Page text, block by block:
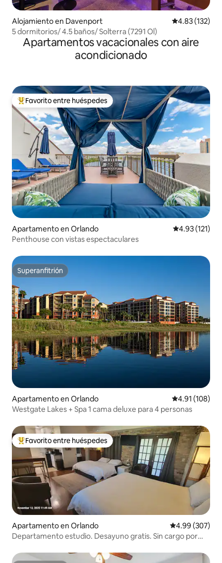
Alojamiento en Davenport Calificación
4.83 (132)
5 dormitorios/ 4.5 baños/ Solterra (7291 Ol)
Apartamentos vacacionales con aire
acondicionado
Favorito entre huéspedes preferido
Favorito entre huéspedes
Apartamento en Orlando Calificación
4.93 (121)
Penthouse con vistas espectaculares
Superanfitrión
Superanfitrión
Apartamento en Orlando Calificación
4.91 (108)
Westgate Lakes + Spa 1 cama deluxe para 4 personas
Favorito entre huéspedes preferido
Favorito entre huéspedes
Apartamento en Orlando Calificación
4.99 (307)
Departamento estudio. Desayuno gratis. Sin cargo por